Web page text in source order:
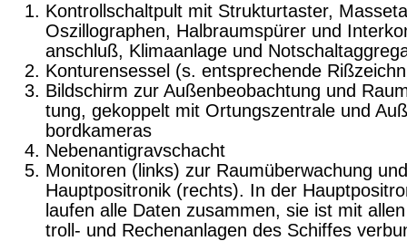
Kontrollschaltpult mit Strukturtaster,
Oszillographen, Halbraumspürer und
anschluß, Klimaanlage und
Konturensessel (s. entsprechende
Bildschirm zur Außenbeobachtung und
tung, gekoppelt mit Ortungszentrale und
bordkameras
Nebenantigravschacht
Monitoren (links) zur Raumüberwachung und
Hauptpositronik (rechts). In der
laufen alle Daten zusammen, sie ist mit
troll- und Rechenanlagen des Schiffes